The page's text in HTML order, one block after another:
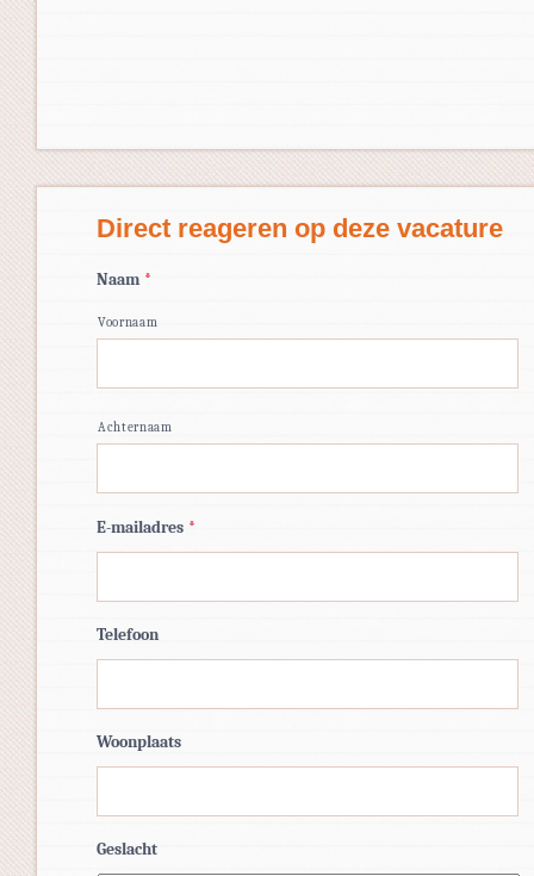
Direct reageren op deze vacature
Naam *
Voornaam
Achternaam
E-mailadres *
Telefoon
Woonplaats
Geslacht